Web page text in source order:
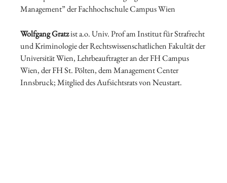
Management” der Fachhochschule Campus Wien
Wolfgang Gratzist a.o. Univ. Prof am Institut für Strafrecht
und Kriminologie der Rechtswissenschatlichen Fakultät der
Universität Wien, Lehrbeauftragter an der FH Campus
Wien, der FH St. Pölten, dem Management Center
Innsbruck; Mitglied des Aufsichtsrats von Neustart.